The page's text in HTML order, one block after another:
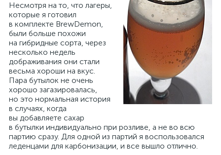
Несмотря на то, что лагеры,
которые я готовил
в комплекте BrewDemon,
были больше похожи
на гибридные сорта, через
несколько недель
дображивания они стали
весьма хороши на вкус.
Пара бутылок не очень
хорошо загазировалась,
но это нормальная история
в случаях, когда
вы добавляете сахар
в бутылки индивидуально при розливе, а не во всю
партию сразу. Для одной из партий я воспользовался
леденцами для карбонизации, и все вышло отлично.